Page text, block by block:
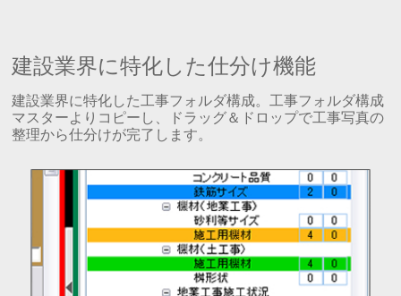
建設業界に特化した仕分け機能
建設業界に特化した工事フォルダ構成。工事フォルダ構成
マスターよりコピーし、ドラッグ＆ドロップで工事写真の
整理から仕分けが完了します。